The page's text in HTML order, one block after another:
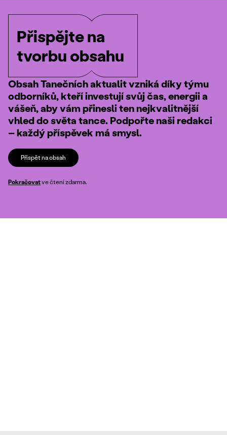
Přispějte na
tvorbu obsahu
Obsah Tanečních aktualit vzniká díky týmu
odborníků, kteří investují svůj čas, energii a
vášeň, aby vám přinesli ten nejkvalitnější
vhled do světa tance. Podpořte naši redakci
– každý příspěvek má smysl.
Přispět na obsah
Pokračovatve čtení zdarma.